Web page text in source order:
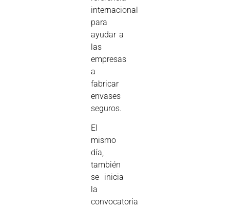
internacional
para
ayudar a
las
empresas
a
fabricar
envases
seguros.
El
mismo
día,
también
se inicia
la
convocatoria